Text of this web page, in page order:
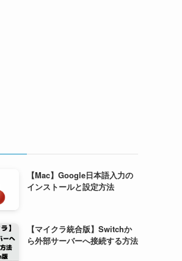
【Mac】Google日本語入力の
インストールと設定方法
【マイクラ統合版】Switchか
ら外部サーバーへ接続する方法